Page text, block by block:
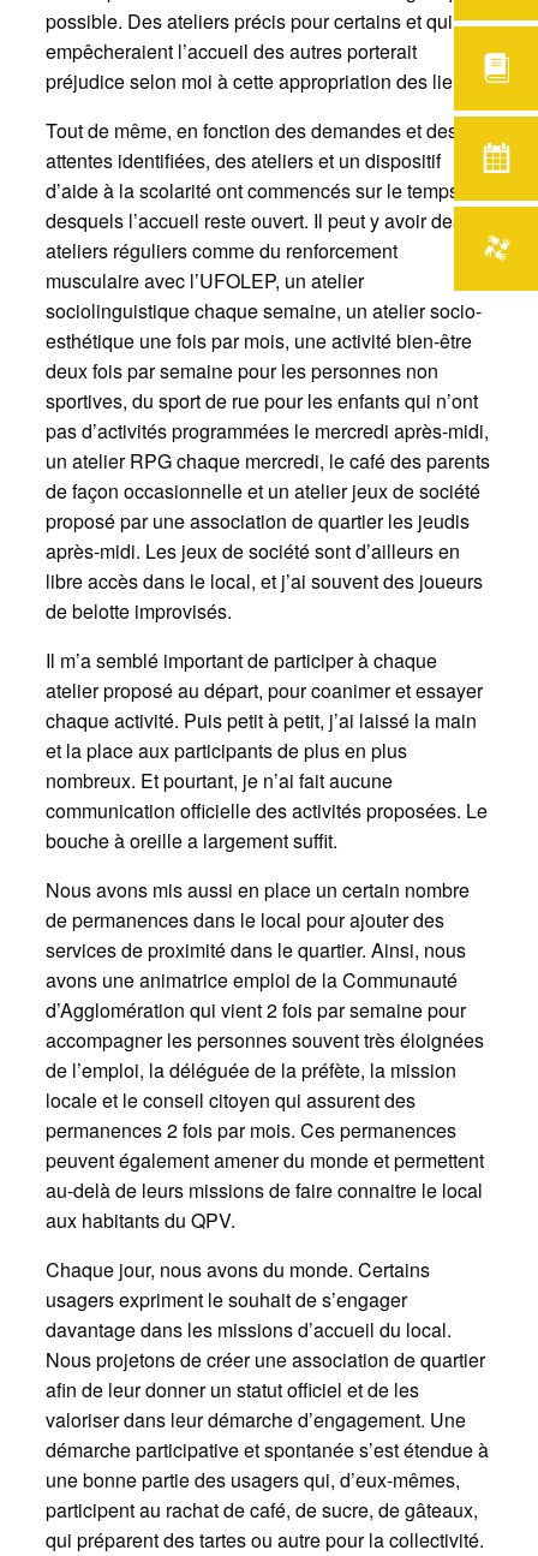
possible. Des ateliers précis pour certains et qui
empêcheraient l’accueil des autres porterait
préjudice selon moi à cette appropriation des lieux.
Tout de même, en fonction des demandes et des
attentes identifiées, des ateliers et un dispositif
d’aide à la scolarité ont commencés sur le temps
desquels l’accueil reste ouvert. Il peut y avoir des
ateliers réguliers comme du renforcement
musculaire avec l’UFOLEP, un atelier
sociolinguistique chaque semaine, un atelier socio-
esthétique une fois par mois, une activité bien-être
deux fois par semaine pour les personnes non
sportives, du sport de rue pour les enfants qui n’ont
pas d’activités programmées le mercredi après-midi,
un atelier RPG chaque mercredi, le café des parents
de façon occasionnelle et un atelier jeux de société
proposé par une association de quartier les jeudis
après-midi. Les jeux de société sont d’ailleurs en
libre accès dans le local, et j’ai souvent des joueurs
de belotte improvisés.
Il m’a semblé important de participer à chaque
atelier proposé au départ, pour coanimer et essayer
chaque activité. Puis petit à petit, j’ai laissé la main
et la place aux participants de plus en plus
nombreux. Et pourtant, je n’ai fait aucune
communication officielle des activités proposées. Le
bouche à oreille a largement suffit.
Nous avons mis aussi en place un certain nombre
de permanences dans le local pour ajouter des
services de proximité dans le quartier. Ainsi, nous
avons une animatrice emploi de la Communauté
d’Agglomération qui vient 2 fois par semaine pour
accompagner les personnes souvent très éloignées
de l’emploi, la déléguée de la préfète, la mission
locale et le conseil citoyen qui assurent des
permanences 2 fois par mois. Ces permanences
peuvent également amener du monde et permettent
au-delà de leurs missions de faire connaitre le local
aux habitants du QPV.
Chaque jour, nous avons du monde. Certains
usagers expriment le souhait de s’engager
davantage dans les missions d’accueil du local.
Nous projetons de créer une association de quartier
afin de leur donner un statut officiel et de les
valoriser dans leur démarche d’engagement. Une
démarche participative et spontanée s’est étendue à
une bonne partie des usagers qui, d’eux-mêmes,
participent au rachat de café, de sucre, de gâteaux,
qui préparent des tartes ou autre pour la collectivité.